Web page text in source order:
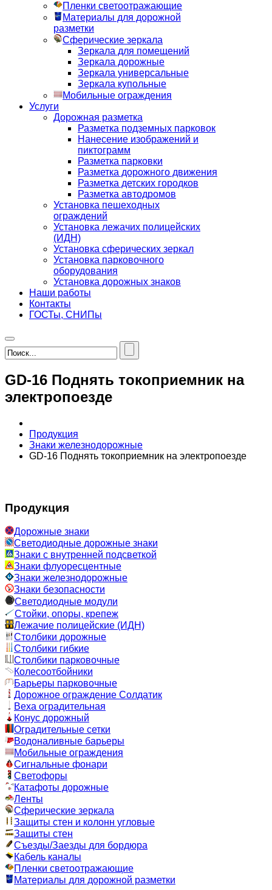
Пленки светоотражающие
Материалы для дорожной
разметки
Сферические зеркала
Зеркала для помещений
Зеркала дорожные
Зеркала универсальные
Зеркала купольные
Мобильные ограждения
Услуги
Дорожная разметка
Разметка подземных парковок
Нанесение изображений и
пиктограмм
Разметка парковки
Разметка дорожного движения
Разметка детских городков
Разметка автодромов
Установка пешеходных
ограждений
Установка лежачих полицейских
(ИДН)
Установка сферических зеркал
Установка парковочного
оборудования
Установка дорожных знаков
Наши работы
Контакты
ГОСТы, СНИПы
GD-16 Поднять токоприемник на
электропоезде
Продукция
Знаки железнодорожные
GD-16 Поднять токоприемник на электропоезде
Продукция
Дорожные знаки
Светодиодные дорожные знаки
Знаки с внутренней подсветкой
Знаки флуоресцентные
Знаки железнодорожные
Знаки безопасности
Светодиодные модули
Стойки, опоры, крепеж
Лежачие полицейские (ИДН)
Столбики дорожные
Столбики гибкие
Столбики парковочные
Колесоотбойники
Барьеры парковочные
Дорожное ограждение Солдатик
Веха оградительная
Конус дорожный
Оградительные сетки
Водоналивные барьеры
Мобильные ограждения
Сигнальные фонари
Светофоры
Катафоты дорожные
Ленты
Сферические зеркала
Защиты стен и колонн угловые
Защиты стен
Съезды/Заезды для бордюра
Кабель каналы
Пленки светоотражающие
Материалы для дорожной разметки